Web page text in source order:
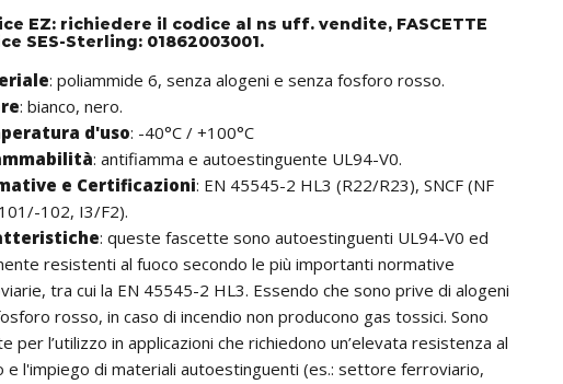
EZ: richiedere il codice al ns uff. vendite, FASCETTE
SES-Sterling: 01862003001.
: poliammide 6, senza alogeni e senza fosforo rosso.
: bianco, nero.
d'uso: -40°C / +100°C
: antifiamma e autoestinguente UL94-V0.
e Certificazioni: EN 45545-2 HL3 (R22/R23), SNCF (NF
102, I3/F2).
:queste fascette sono autoestinguenti UL94-V0 ed
resistenti al fuoco secondo le più importanti normative
tra cui la EN 45545-2 HL3. Essendo che sono prive di alogeni
rosso, in caso di incendio non producono gas tossici. Sono
per l’utilizzo in applicazioni che richiedono un’elevata resistenza al
e l'impiego di materiali autoestinguenti (es.: settore ferroviario,